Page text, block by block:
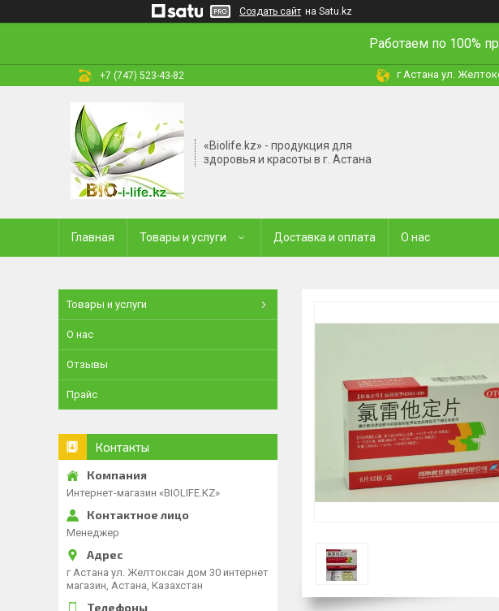
Создать сайт на Satu.kz
Работаем по 100%
+7 (747) 523-43-82 г Астана ул.
«Biolife.kz» - продукция для
здоровья и красоты в г. Астана
Главная Товары и услуги Доставка и оплата О нас
Товары и услуги
О нас
Отзывы
Прайс
Контакты
Интернет-магазин «BIOLIFE.KZ»
Менеджер
г Астана ул. Желтоксан дом 30 интернет
магазин, Астана, Казахстан